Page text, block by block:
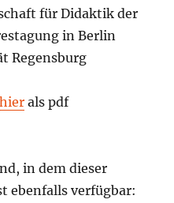
für Didaktik der
in Berlin
Regensburg
hier als pdf
in dem dieser
ebenfalls verfügbar: